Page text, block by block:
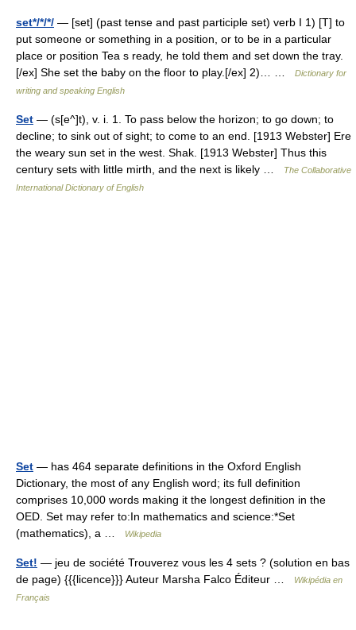
set*/*/*/ — [set] (past tense and past participle set) verb I 1) [T] to
put someone or something in a position, or to be in a particular
place or position Tea s ready, he told them and set down the tray.
[/ex] She set the baby on the floor to play.[/ex] 2)… …
Dictionary for
writing and speaking English
Set — (s[e^]t), v. i. 1. To pass below the horizon; to go down; to
decline; to sink out of sight; to come to an end. [1913 Webster] Ere
the weary sun set in the west. Shak. [1913 Webster] Thus this
century sets with little mirth, and the next is likely …
The Collaborative
International Dictionary of English
Set — has 464 separate definitions in the Oxford English
Dictionary, the most of any English word; its full definition
comprises 10,000 words making it the longest definition in the
OED. Set may refer to:In mathematics and science:*Set
(mathematics), a …
Wikipedia
Set! — jeu de société Trouverez vous les 4 sets ? (solution en bas
de page) {{{licence}}} Auteur Marsha Falco Éditeur …
Wikipédia en
Français